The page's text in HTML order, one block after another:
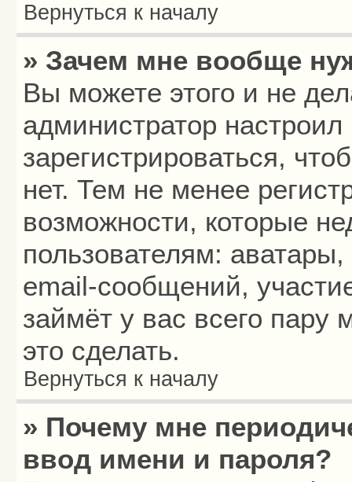
Вернуться к началу
» Зачем мне вообще
Вы можете этого и не
администратор
зарегистрироваться,
нет. Тем не менее
возможности, которые
пользователям:
email-сообщений,
займёт у вас всего
это сделать.
Вернуться к началу
» Почему мне
ввод имени и пароля?